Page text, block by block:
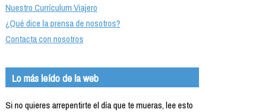
Nuestro Currículum Viajero
¿Qué dice la prensa de nosotros?
Contacta con nosotros
Lo más leído de la web
Si no quieres arrepentirte el día que te mueras, lee esto